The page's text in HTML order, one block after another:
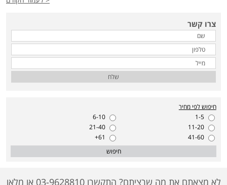
צרו קשר
שלח
חיפוש לפי מחיר
1-5
6-10
11-20
21-40
41-60
61+
חיפוש
לא מצאתם את מה שרציתם? התקשרו 03-9628810 או מלאו